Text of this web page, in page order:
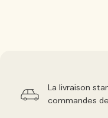
La livraison
commandes